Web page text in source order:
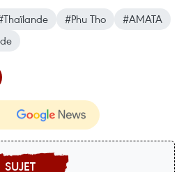
#Phu Tho
#AMATA